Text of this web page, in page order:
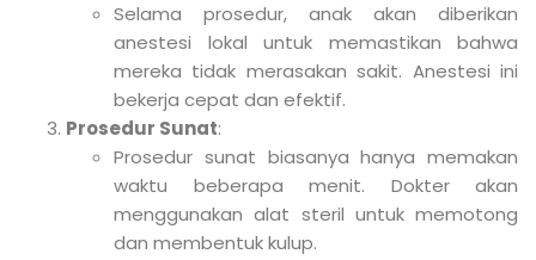
Selama prosedur, anak akan diberikan
anestesi lokal untuk memastikan bahwa
mereka tidak merasakan sakit. Anestesi ini
bekerja cepat dan efektif.
Prosedur Sunat:
Prosedur sunat biasanya hanya memakan
waktu beberapa menit. Dokter akan
menggunakan alat steril untuk memotong
dan membentuk kulup.